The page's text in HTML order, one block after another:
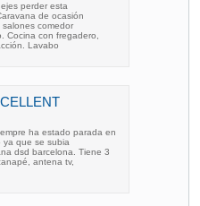
perder esta
de ocasión
comedor
Cocina con fregadero,
Lavabo
ha estado parada en
ya que se subia
dsd barcelona. Tiene 3
antena tv,